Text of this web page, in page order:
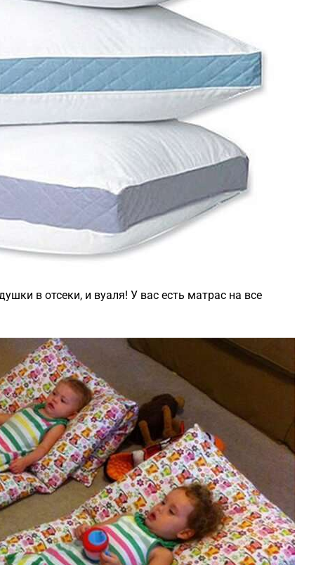
в отсеки, и вуаля! У вас есть матрас на все